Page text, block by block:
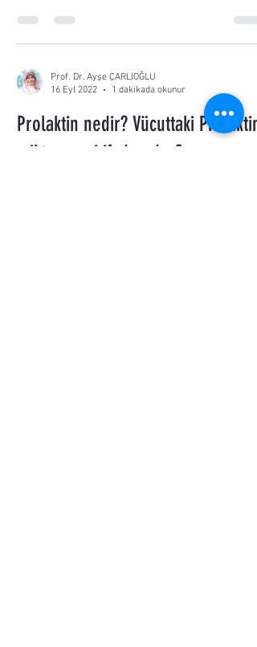
Prof. Dr. Ayşe ÇARLIOĞLU
16 Eyl 2022
1 dakikada okunur
Prolaktin nedir? Vücuttaki Prolaktin
miktarı neyi ifade eder?